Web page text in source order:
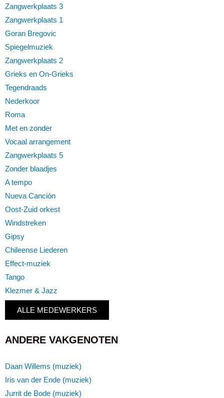
Zangwerkplaats 3
Zangwerkplaats 1
Goran Bregovic
Spiegelmuziek
Zangwerkplaats 2
Grieks en On-Grieks
Tegendraads
Nederkoor
Roma
Met en zonder
Vocaal arrangement
Zangwerkplaats 5
Zonder blaadjes
A tempo
Nueva Canción
Oost-Zuid orkest
Windstreken
Gipsy
Chileense Liederen
Effect-muziek
Tango
Klezmer & Jazz
ALLE MEDEWERKERS
ANDERE VAKGENOTEN
Daan Willems (muziek)
Iris van der Ende (muziek)
Jurrit de Bode (muziek)